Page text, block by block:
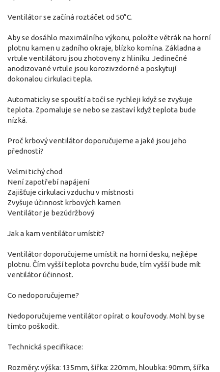
Ventilátor se začíná roztáčet od 50°C.
Aby se dosáhlo maximálního výkonu, položte větrák na horní
plotnu kamen u zadního okraje, blízko komína. Základna a
vrtule ventilátoru jsou zhotoveny z hliníku. Jedinečné
anodizované vrtule jsou korozivzdorné a poskytují
dokonalou cirkulaci tepla.
Automaticky se spouští a točí se rychleji když se zvyšuje
teplota. Zpomaluje se nebo se zastaví když teplota bude
nízká.
Proč krbový ventilátor doporučujeme a jaké jsou jeho
přednosti?
Velmi tichý chod
Není zapotřebí napájení
Zajišťuje cirkulaci vzduchu v místnosti
Zvyšuje účinnost krbových kamen
Ventilátor je bezúdržbový
Jak a kam ventilátor umístit?
Ventilátor doporučujeme umístit na horní desku, nejlépe
plotnu. Čím vyšší teplota povrchu bude, tím vyšší bude mít
ventilátor účinnost.
Co nedoporučujeme?
Nedoporučujeme ventilátor opírat o kouřovody. Mohl by se
tímto poškodit.
Technická specifikace:
Rozměry: výška: 135mm, šířka: 220mm, hloubka: 90mm, šířka